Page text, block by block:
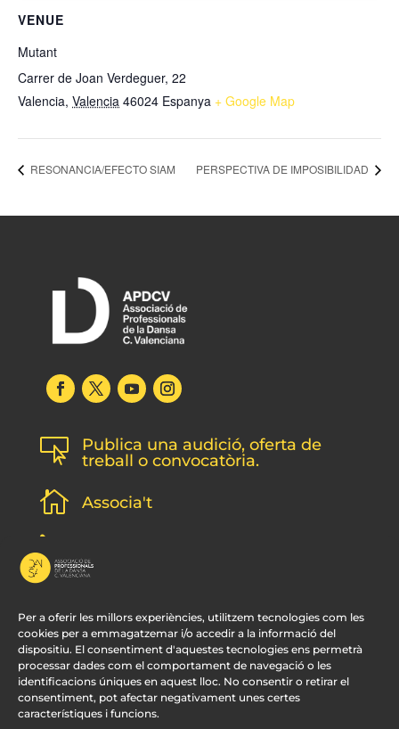
Per a oferir les millors experiències, utilitzem tecnologies com les
cookies per a emmagatzemar i/o accedir a la informació del
dispositiu. El consentiment d'aquestes tecnologies ens permetrà
processar dades com el comportament de navegació o les
identificacions úniques en aquest lloc. No consentir o retirar el
consentiment, pot afectar negativament unes certes
característiques i funcions.
VENUE
Mutant
Carrer de Joan Verdeguer, 22
Valencia, Valencia 46024 Espanya + Google Map
RESONANCIA/EFECTO SIAM PERSPECTIVA DE IMPOSIBILIDAD

Publica una audició, oferta de
treball o convocatòria.
 Associa't
l